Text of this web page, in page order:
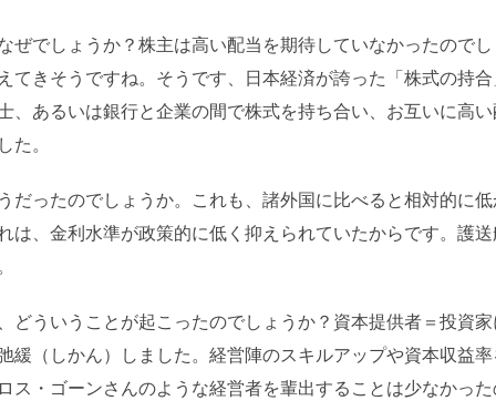
ぜでしょうか？株主は高い配当を期待していなかったので
てきそうですね。そうです、日本経済が誇った「株式の持
、あるいは銀行と企業の間で株式を持ち合い、お互いに高
た。
だったのでしょうか。これも、諸外国に比べると相対的に低
は、金利水準が政策的に低く抑えられていたからです。護
どういうことが起こったのでしょうか？資本提供者＝投資
緩（しかん）しました。経営陣のスキルアップや資本収益
ス・ゴーンさんのような経営者を輩出することは少なかっ